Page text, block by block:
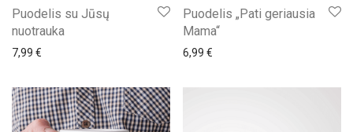
Puodelis su Jūsų
nuotrauka
7,99 €
Puodelis „Pati geriausia
Mama“
6,99 €